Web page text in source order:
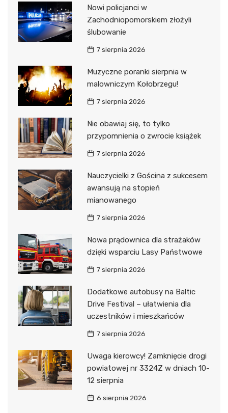
Nowi policjanci w
Zachodniopomorskiem złożyli
ślubowanie
7 sierpnia 2026
Muzyczne poranki sierpnia w
malowniczym Kołobrzegu!
7 sierpnia 2026
Nie obawiaj się, to tylko
przypomnienia o zwrocie książek
7 sierpnia 2026
Nauczycielki z Gościna z sukcesem
awansują na stopień
mianowanego
7 sierpnia 2026
Nowa prądownica dla strażaków
dzięki wsparciu Lasy Państwowe
7 sierpnia 2026
Dodatkowe autobusy na Baltic
Drive Festival – ułatwienia dla
uczestników i mieszkańców
7 sierpnia 2026
Uwaga kierowcy! Zamknięcie drogi
powiatowej nr 3324Z w dniach 10-
12 sierpnia
6 sierpnia 2026